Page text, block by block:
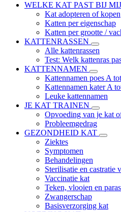
WELKE KAT PAST BIJ
Kat adopteren of kopen
Katten per eigenschap
Katten per grootte /
KATTENRASSEN
Alle kattenrassen
Test: Welk kattenras
KATTENNAMEN
Kattennamen poes A
Kattennamen kater A
Leuke kattennamen
JE KAT TRAINEN
Opvoeding van je kat
Probleemgedrag
GEZONDHEID KAT
Ziektes
Symptomen
Behandelingen
Sterilisatie en castratie
Vaccinatie kat
Teken, vlooien en
Zwangerschap
Basisverzorging kat